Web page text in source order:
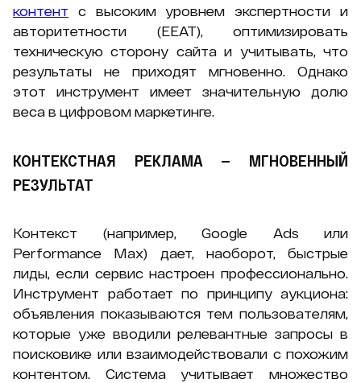
контент с высоким уровнем экспертности и
авторитетности (EEAT), оптимизировать
техническую сторону сайта и учитывать, что
результаты не приходят мгновенно. Однако
этот инструмент имеет значительную долю
веса в цифровом маркетинге.
КОНТЕКСТНАЯ РЕКЛАМА — МГНОВЕННЫЙ
РЕЗУЛЬТАТ
Контекст (например, Google Ads или
Performance Max) дает, наоборот, быстрые
лиды, если сервис настроен профессионально.
Инструмент работает по принципу аукциона:
объявления показываются тем пользователям,
которые уже вводили релевантные запросы в
поисковике или взаимодействовали с похожим
контентом. Система учитывает множество